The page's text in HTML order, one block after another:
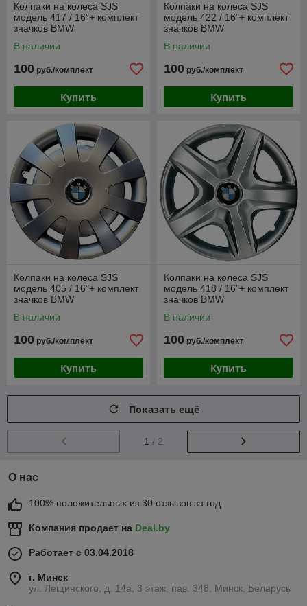
Колпаки на колеса SJS
модель 417 / 16"+ комплект
значков BMW
В наличии
100 руб./комплект
Купить
Колпаки на колеса SJS
модель 422 / 16"+ комплект
значков BMW
В наличии
100 руб./комплект
Купить
Колпаки на колеса SJS
модель 405 / 16"+ комплект
значков BMW
В наличии
100 руб./комплект
Купить
Колпаки на колеса SJS
модель 418 / 16"+ комплект
значков BMW
В наличии
100 руб./комплект
Купить
Показать ещё
1 / 2
О нас
100% положительных из 30 отзывов за год
Компания продает на Deal.by
Работает с 03.04.2018
г. Минск
ул. Лещинского, д. 14а, 3 этаж, пав. 348, Минск, Беларусь